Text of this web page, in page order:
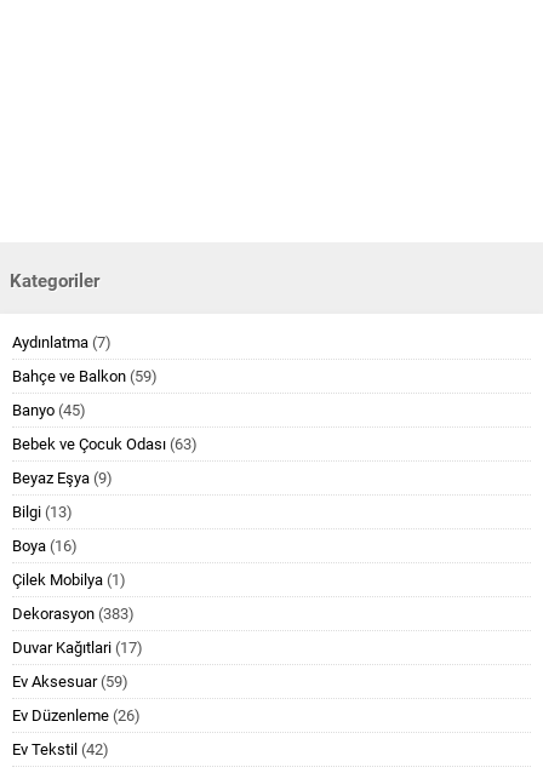
Kategoriler
Aydınlatma (7)
Bahçe ve Balkon (59)
Banyo (45)
Bebek ve Çocuk Odası (63)
Beyaz Eşya (9)
Bilgi (13)
Boya (16)
Çilek Mobilya (1)
Dekorasyon (383)
Duvar Kağıtlari (17)
Ev Aksesuar(59)
Ev Düzenleme (26)
Ev Tekstil (42)